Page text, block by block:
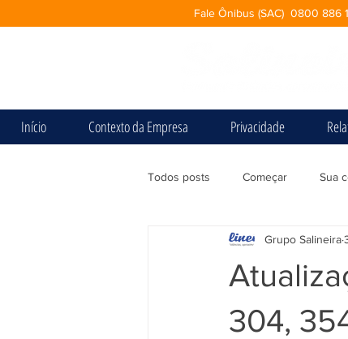
Fale Ônibus (SAC) 0800 886
Início Contexto da Empresa Privacidade
Todos posts Começar Sua
304,
Grupo Salineira